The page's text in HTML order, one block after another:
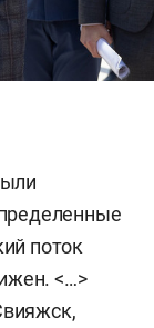
поток
<…>